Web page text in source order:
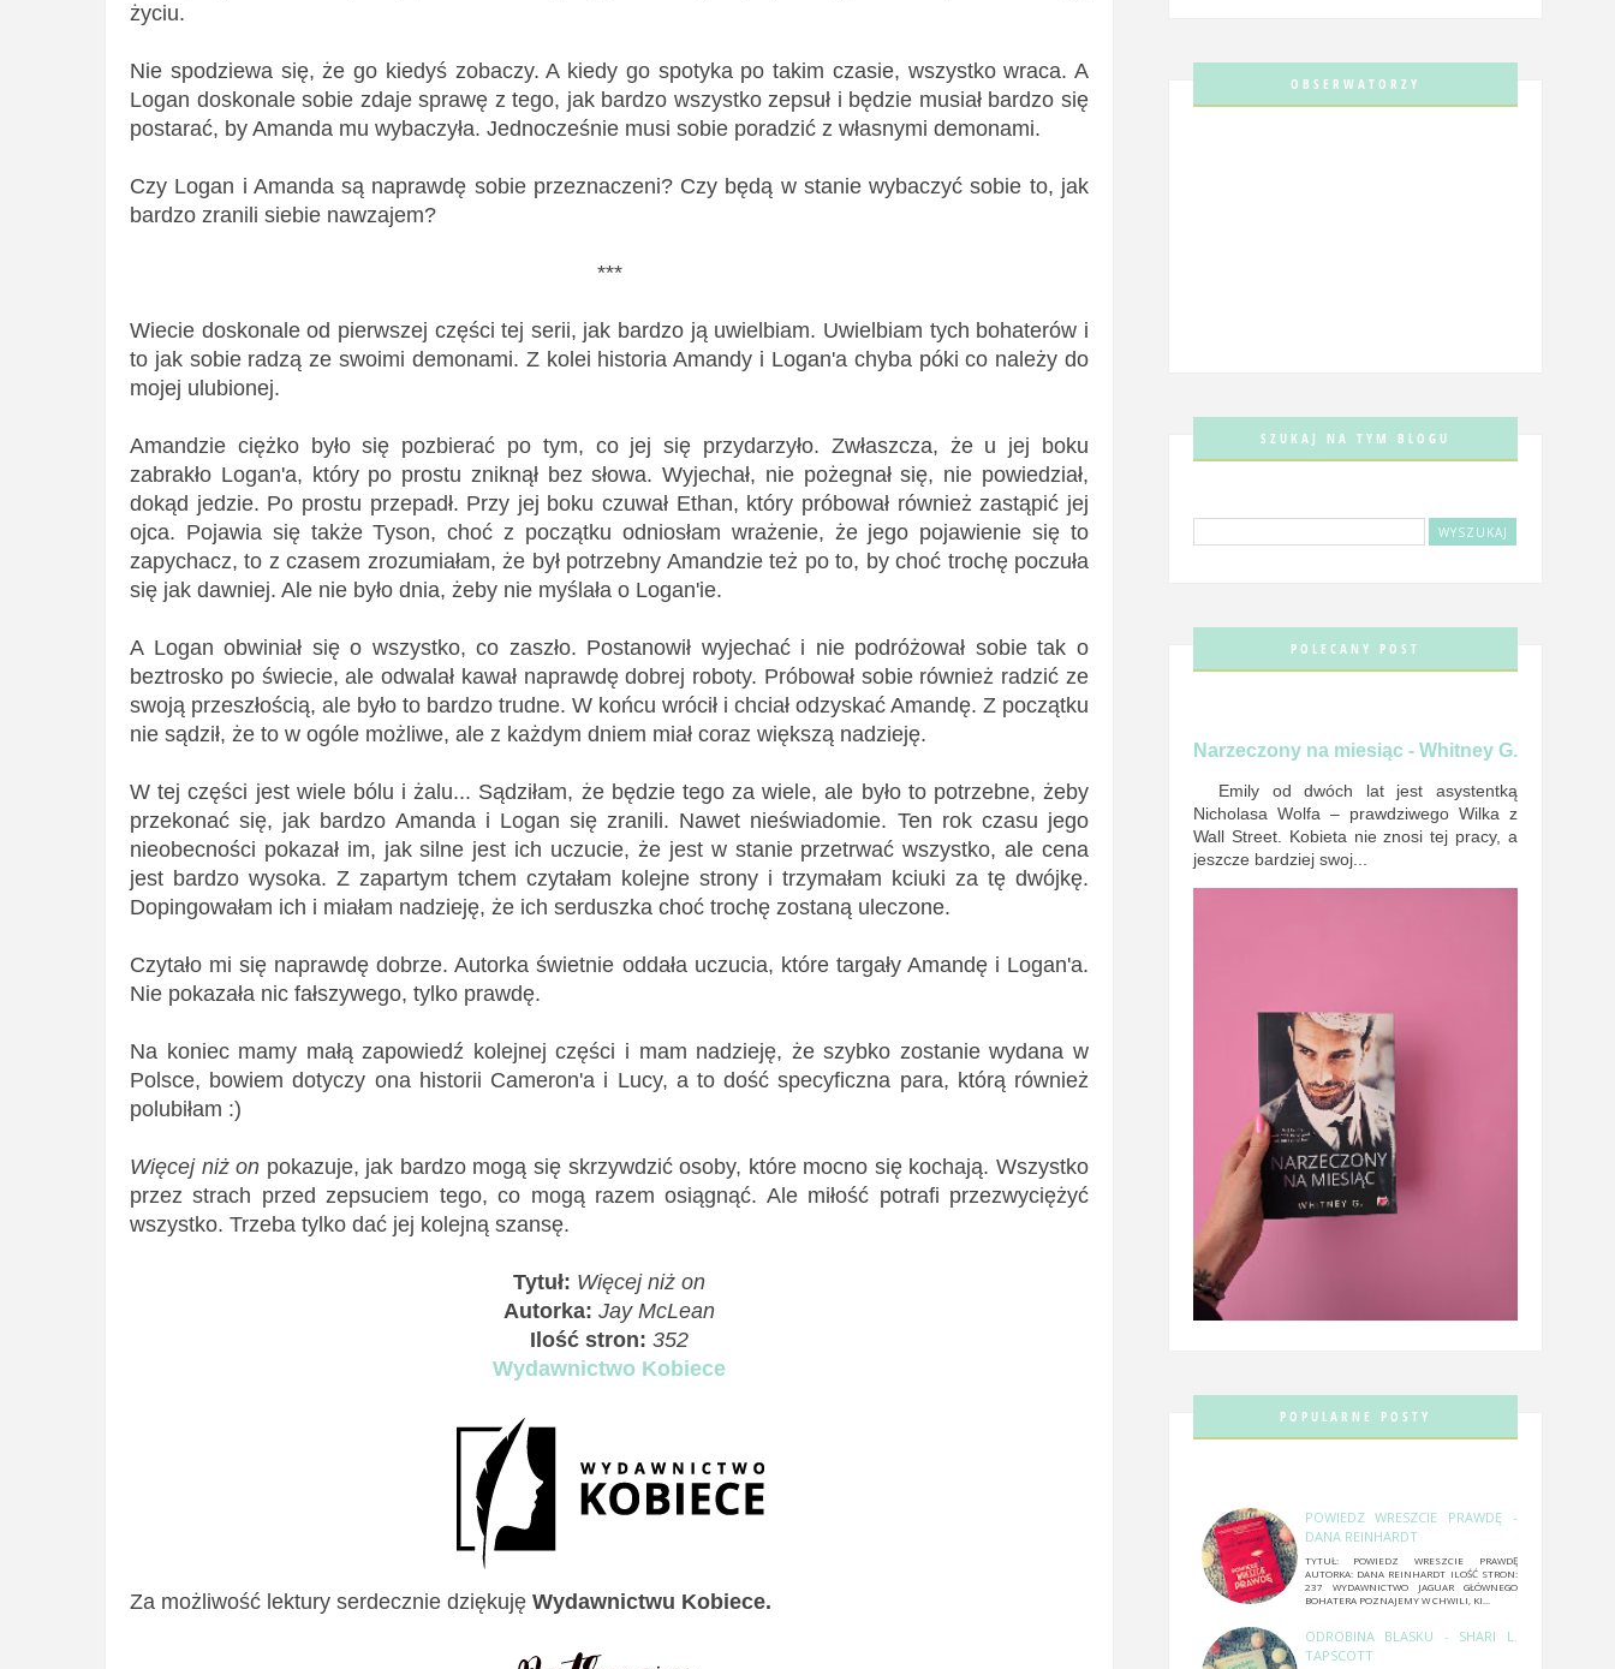
życiu.
Nie spodziewa się, że go kiedyś zobaczy. A kiedy go spotyka po takim czasie, wszystko wraca. A
Logan doskonale sobie zdaje sprawę z tego, jak bardzo wszystko zepsuł i będzie musiał bardzo się
postarać, by Amanda mu wybaczyła. Jednocześnie musi sobie poradzić z własnymi demonami.
Czy Logan i Amanda są naprawdę sobie przeznaczeni? Czy będą w stanie wybaczyć sobie to, jak
bardzo zranili siebie nawzajem?
***
Wiecie doskonale od pierwszej części tej serii, jak bardzo ją uwielbiam. Uwielbiam tych bohaterów i
to jak sobie radzą ze swoimi demonami. Z kolei historia Amandy i Logan'a chyba póki co należy do
mojej ulubionej.
Amandzie ciężko było się pozbierać po tym, co jej się przydarzyło. Zwłaszcza, że u jej boku
zabrakło Logan'a, który po prostu zniknął bez słowa. Wyjechał, nie pożegnał się, nie powiedział,
dokąd jedzie. Po prostu przepadł. Przy jej boku czuwał Ethan, który próbował również zastąpić jej
ojca. Pojawia się także Tyson, choć z początku odniosłam wrażenie, że jego pojawienie się to
zapychacz, to z czasem zrozumiałam, że był potrzebny Amandzie też po to, by choć trochę poczuła
się jak dawniej. Ale nie było dnia, żeby nie myślała o Logan'ie.
A Logan obwiniał się o wszystko, co zaszło. Postanowił wyjechać i nie podróżował sobie tak o
beztrosko po świecie, ale odwalał kawał naprawdę dobrej roboty. Próbował sobie również radzić ze
swoją przeszłością, ale było to bardzo trudne. W końcu wrócił i chciał odzyskać Amandę. Z początku
nie sądził, że to w ogóle możliwe, ale z każdym dniem miał coraz większą nadzieję.
W tej części jest wiele bólu i żalu... Sądziłam, że będzie tego za wiele, ale było to potrzebne, żeby
przekonać się, jak bardzo Amanda i Logan się zranili. Nawet nieświadomie. Ten rok czasu jego
nieobecności pokazał im, jak silne jest ich uczucie, że jest w stanie przetrwać wszystko, ale cena
jest bardzo wysoka. Z zapartym tchem czytałam kolejne strony i trzymałam kciuki za tę dwójkę.
Dopingowałam ich i miałam nadzieję, że ich serduszka choć trochę zostaną uleczone.
Czytało mi się naprawdę dobrze. Autorka świetnie oddała uczucia, które targały Amandę i Logan'a.
Nie pokazała nic fałszywego, tylko prawdę.
Na koniec mamy małą zapowiedź kolejnej części i mam nadzieję, że szybko zostanie wydana w
Polsce, bowiem dotyczy ona historii Cameron'a i Lucy, a to dość specyficzna para, którą również
polubiłam :)
Więcej niż on pokazuje, jak bardzo mogą się skrzywdzić osoby, które mocno się kochają. Wszystko
przez strach przed zepsuciem tego, co mogą razem osiągnąć. Ale miłość potrafi przezwyciężyć
wszystko. Trzeba tylko dać jej kolejną szansę.
Tytuł: Więcej niż on
Autorka: Jay McLean
Ilość stron: 352
Wydawnictwo Kobiece
Za możliwość lektury serdecznie dziękuję Wydawnictwu Kobiece.
OBSERWATORZY
SZUKAJ NA TYM BLOGU
POLECANY POST
Narzeczony na miesiąc - Whitney G.
Emily od dwóch lat jest asystentką
Nicholasa Wolfa – prawdziwego Wilka z
Wall Street. Kobieta nie znosi tej pracy, a
jeszcze bardziej swoj...
POPULARNE POSTY
POWIEDZ WRESZCIE PRAWDĘ -
DANA REINHARDT
TYTUŁ: POWIEDZ WRESZCIE PRAWDĘ
AUTORKA: DANA REINHARDT ILOŚĆ STRON:
237 WYDAWNICTWO JAGUAR GŁÓWNEGO
BOHATERA POZNAJEMY W CHWILI, KI...
ODROBINA BLASKU - SHARI L.
TAPSCOTT